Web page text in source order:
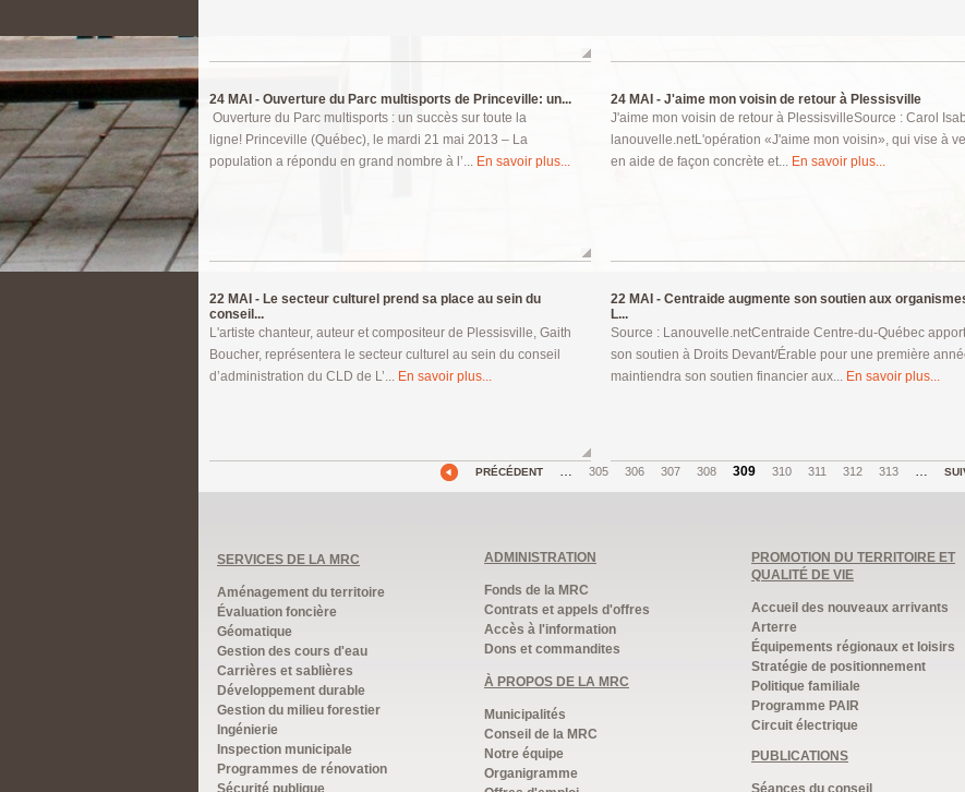
24 MAI - Ouverture du Parc multisports de Princeville: un...
Ouverture du Parc multisports : un succès sur toute la
ligne! Princeville (Québec), le mardi 21 mai 2013 – La
population a répondu en grand nombre à l’... En savoir plus...
24 MAI - J'aime mon voisin de retour à Plessisville
J'aime mon voisin de retour à PlessisvilleSource : Carol
lanouvelle.netL'opération «J'aime mon voisin», qui vise à
en aide de façon concrète et... En savoir plus...
22 MAI - Le secteur culturel prend sa place au sein du
conseil...
L'artiste chanteur, auteur et compositeur de Plessisville, Gaith
Boucher, représentera le secteur culturel au sein du conseil
d’administration du CLD de L’... En savoir plus...
22 MAI - Centraide augmente son soutien aux
L...
Source : Lanouvelle.netCentraide Centre-du-Québec
son soutien à Droits Devant/Érable pour une première
maintiendra son soutien financier aux... En savoir plus...
PRÉCÉDENT … 305 306 307 308 309 310 311 312 313 …
SERVICES DE LA MRC
Aménagement du territoire
Évaluation foncière
Géomatique
Gestion des cours d'eau
Carrières et sablières
Développement durable
Gestion du milieu forestier
Ingénierie
Inspection municipale
Programmes de rénovation
Sécurité publique
ADMINISTRATION
Fonds de la MRC
Contrats et appels d'offres
Accès à l'information
Dons et commandites
À PROPOS DE LA MRC
Municipalités
Conseil de la MRC
Notre équipe
Organigramme
PROMOTION DU TERRITOIRE ET
QUALITÉ DE VIE
Accueil des nouveaux arrivants
Arterre
Équipements régionaux et loisirs
Stratégie de positionnement
Politique familiale
Programme PAIR
Circuit électrique
PUBLICATIONS
Séances du conseil